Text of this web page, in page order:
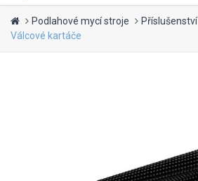
Podlahové mycí stroje Příslušenství
Válcové kartáče